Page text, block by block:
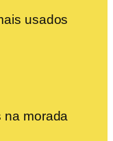
usados
na morada